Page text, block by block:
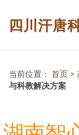
四川汗唐
当前位置： 首页 >
与科教解决方案